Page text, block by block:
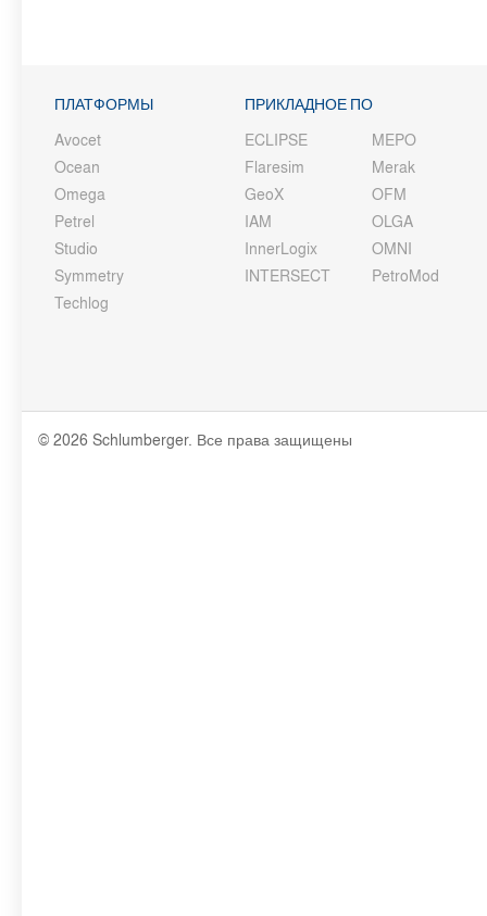
ПЛАТФОРМЫ
Avocet
Ocean
Omega
Petrel
Studio
Symmetry
Techlog
ПРИКЛАДНОЕ ПО
ECLIPSE
Flaresim
GeoX
IAM
InnerLogix
INTERSECT
MEPO
Merak
OFM
OLGA
OMNI
PetroMod
© 2026 Schlumberger. Все права защищены